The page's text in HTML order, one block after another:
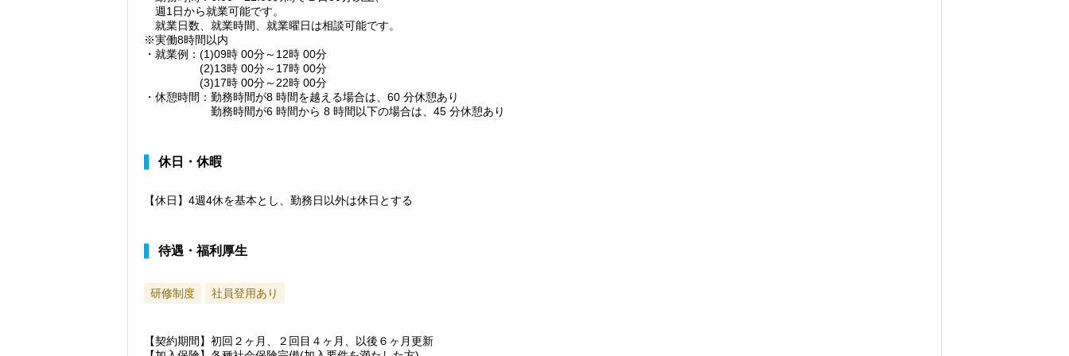
週1日から就業可能です。
就業日数、就業時間、就業曜日は相談可能です。
※実働8時間以内
・就業例：(1)09時 00分～12時 00分
(2)13時 00分～17時 00分
(3)17時 00分～22時 00分
・休憩時間：勤務時間が8 時間を越える場合は、60 分休憩あり
勤務時間が6 時間から 8 時間以下の場合は、45 分休憩あり
休日・休暇
【休日】4週4休を基本とし、勤務日以外は休日とする
待遇・福利厚生
研修制度 社員登用あり
【契約期間】初回２ヶ月、２回目４ヶ月、以後６ヶ月更新